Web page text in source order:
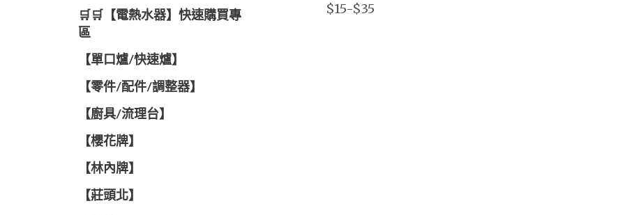
🛒🛒【電熱水器】快速購買專
區
【單口爐/快速爐】
【零件/配件/調整器】
【廚具/流理台】
【櫻花牌】
【林內牌】
【莊頭北】
$15-$35